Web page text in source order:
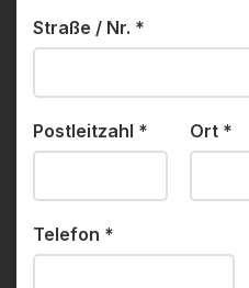
Straße / Nr. *
Postleitzahl * Ort *
Telefon *